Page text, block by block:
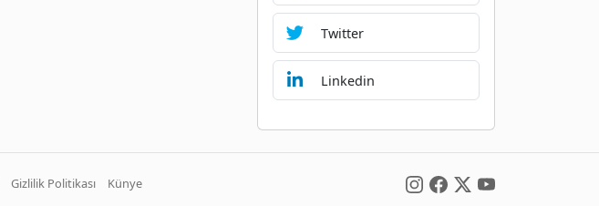
Twitter
Linkedin
Gizlilik Politikası Künye